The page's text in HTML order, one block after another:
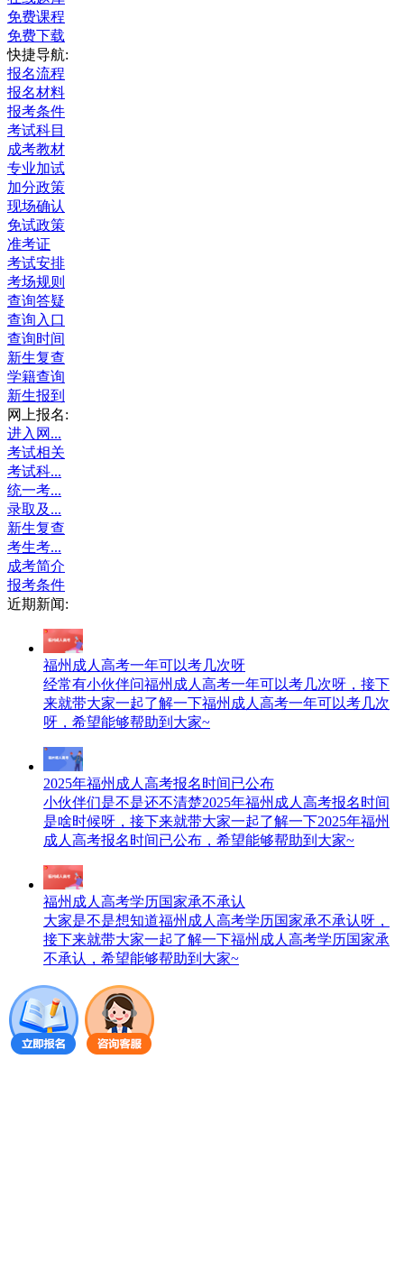
免费课程
免费下载
快捷导航:
报名流程
报名材料
报考条件
考试科目
成考教材
专业加试
加分政策
现场确认
免试政策
准考证
考试安排
考场规则
查询答疑
查询入口
查询时间
新生复查
学籍查询
新生报到
网上报名:
进入网...
考试相关
考试科...
统一考...
录取及...
新生复查
考生考...
成考简介
报考条件
近期新闻:
福州成人高考一年可以考几次呀
经常有小伙伴问福州成人高考一年可以考几次呀，接下
来就带大家一起了解一下福州成人高考一年可以考几次
呀，希望能够帮助到大家~
2025年福州成人高考报名时间已公布
小伙伴们是不是还不清楚2025年福州成人高考报名时间
是啥时候呀，接下来就带大家一起了解一下2025年福州
成人高考报名时间已公布，希望能够帮助到大家~
福州成人高考学历国家承不承认
大家是不是想知道福州成人高考学历国家承不承认呀，
接下来就带大家一起了解一下福州成人高考学历国家承
不承认，希望能够帮助到大家~